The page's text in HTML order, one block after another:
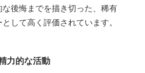
後悔までを描き切った、稀有
して高く評価されています。
力的な活動